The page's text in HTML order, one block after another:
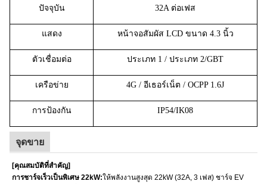
ปัจจุบัน 32A ต่อเฟส
แสดง หน้าจอสัมผัส LCD ขนาด 4.3 นิ้ว
ตัวเชื่อมต่อ ประเภท 1 / ประเภท 2/GBT
เครือข่าย 4G / อีเธอร์เน็ต / OCPP 1.6J
การป้องกัน IP54/IK08
จุดขาย
[คุณสมบัติที่สำคัญ]
การชาร์จเร็วเป็นพิเศษ 22kW:ให้พลังงานสูงสุด 22kW (32A, 3 เฟส) ชาร์จ EV